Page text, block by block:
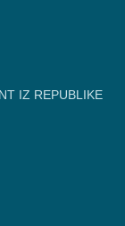
IZ REPUBLIKE